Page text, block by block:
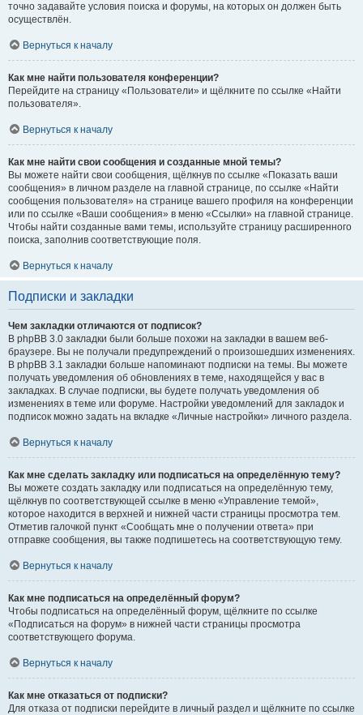
точно задавайте условия поиска и форумы, на которых он должен быть
осуществлён.
Вернуться к началу
Как мне найти пользователя конференции?
Перейдите на страницу «Пользователи» и щёлкните по ссылке «Найти
пользователя».
Вернуться к началу
Как мне найти свои сообщения и созданные мной темы?
Вы можете найти свои сообщения, щёлкнув по ссылке «Показать ваши
сообщения» в личном разделе на главной странице, по ссылке «Найти
сообщения пользователя» на странице вашего профиля на конференции
или по ссылке «Ваши сообщения» в меню «Ссылки» на главной странице.
Чтобы найти созданные вами темы, используйте страницу расширенного
поиска, заполнив соответствующие поля.
Вернуться к началу
Подписки и закладки
Чем закладки отличаются от подписок?
В phpBB 3.0 закладки были больше похожи на закладки в вашем веб-
браузере. Вы не получали предупреждений о произошедших изменениях.
В phpBB 3.1 закладки больше напоминают подписки на темы. Вы можете
получать уведомления об обновлениях в теме, находящейся у вас в
закладках. В случае подписки, вы будете получать уведомления об
изменениях в теме или форуме. Настройки уведомлений для закладок и
подписок можно задать на вкладке «Личные настройки» личного раздела.
Вернуться к началу
Как мне сделать закладку или подписаться на определённую тему?
Вы можете создать закладку или подписаться на определённую тему,
щёлкнув по соответствующей ссылке в меню «Управление темой»,
которое находится в верхней и нижней части страницы просмотра тем.
Отметив галочкой пункт «Сообщать мне о получении ответа» при
отправке сообщения, вы также подпишетесь на соответствующую тему.
Вернуться к началу
Как мне подписаться на определённый форум?
Чтобы подписаться на определённый форум, щёлкните по ссылке
«Подписаться на форум» в нижней части страницы просмотра
соответствующего форума.
Вернуться к началу
Как мне отказаться от подписки?
Для отказа от подписки перейдите в личный раздел и щёлкните по ссылке